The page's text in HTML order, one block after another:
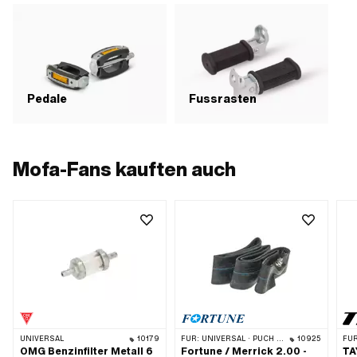
Pedale Fussrasten
Mofa-Fans kauften auch
UNIVERSAL 10179
OMG Benzinfilter Metall 6
FÜR: UNIVERSAL · PUCH · SACHS · SOLEX 10925
Fortune / Merrick 2.00 -